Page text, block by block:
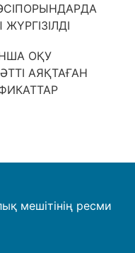
ОҚУ
АЯҚТАҒАН
мешітінің ресми